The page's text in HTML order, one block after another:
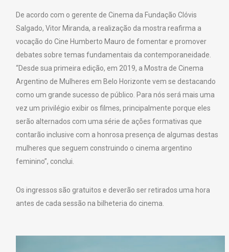
De acordo com o gerente de Cinema da Fundação Clóvis
Salgado, Vitor Miranda, a realização da mostra reafirma a
vocação do Cine Humberto Mauro de fomentar e promover
debates sobre temas fundamentais da contemporaneidade.
“Desde sua primeira edição, em 2019, a Mostra de Cinema
Argentino de Mulheres em Belo Horizonte vem se destacando
como um grande sucesso de público. Para nós será mais uma
vez um privilégio exibir os filmes, principalmente porque eles
serão alternados com uma série de ações formativas que
contarão inclusive com a honrosa presença de algumas destas
mulheres que seguem construindo o cinema argentino
feminino”, conclui.
Os ingressos são gratuitos e deverão ser retirados uma hora
antes de cada sessão na bilheteria do cinema.